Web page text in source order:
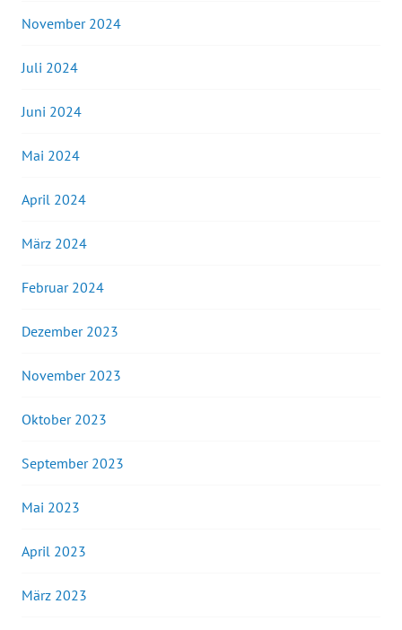
November 2024
Juli 2024
Juni 2024
Mai 2024
April 2024
März 2024
Februar 2024
Dezember 2023
November 2023
Oktober 2023
September 2023
Mai 2023
April 2023
März 2023